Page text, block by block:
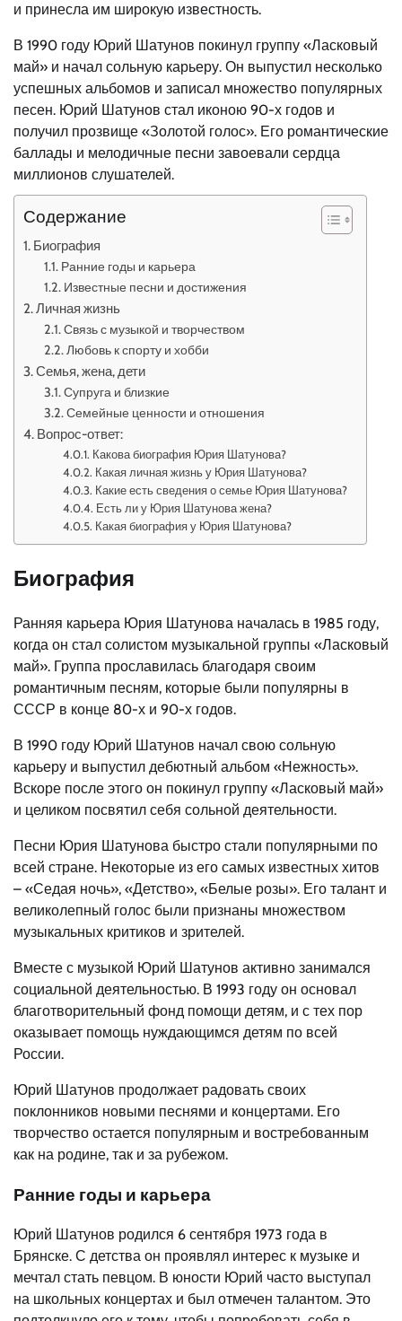
и принесла им широкую известность.
В 1990 году Юрий Шатунов покинул группу «Ласковый
май» и начал сольную карьеру. Он выпустил несколько
успешных альбомов и записал множество популярных
песен. Юрий Шатунов стал иконою 90-х годов и
получил прозвище «Золотой голос». Его романтические
баллады и мелодичные песни завоевали сердца
миллионов слушателей.
Содержание
Биография
Ранние годы и карьера
Известные песни и достижения
Личная жизнь
Связь с музыкой и творчеством
Любовь к спорту и хобби
Семья, жена, дети
Супруга и близкие
Семейные ценности и отношения
Вопрос-ответ:
Какова биография Юрия Шатунова?
Какая личная жизнь у Юрия Шатунова?
Какие есть сведения о семье Юрия Шатунова?
Есть ли у Юрия Шатунова жена?
Какая биография у Юрия Шатунова?
Биография
Ранняя карьера Юрия Шатунова началась в 1985 году,
когда он стал солистом музыкальной группы «Ласковый
май». Группа прославилась благодаря своим
романтичным песням, которые были популярны в
СССР в конце 80-х и 90-х годов.
В 1990 году Юрий Шатунов начал свою сольную
карьеру и выпустил дебютный альбом «Нежность».
Вскоре после этого он покинул группу «Ласковый май»
и целиком посвятил себя сольной деятельности.
Песни Юрия Шатунова быстро стали популярными по
всей стране. Некоторые из его самых известных хитов
– «Седая ночь», «Детство», «Белые розы». Его талант и
великолепный голос были признаны множеством
музыкальных критиков и зрителей.
Вместе с музыкой Юрий Шатунов активно занимался
социальной деятельностью. В 1993 году он основал
благотворительный фонд помощи детям, и с тех пор
оказывает помощь нуждающимся детям по всей
России.
Юрий Шатунов продолжает радовать своих
поклонников новыми песнями и концертами. Его
творчество остается популярным и востребованным
как на родине, так и за рубежом.
Ранние годы и карьера
Юрий Шатунов родился 6 сентября 1973 года в
Брянске. С детства он проявлял интерес к музыке и
мечтал стать певцом. В юности Юрий часто выступал
на школьных концертах и был отмечен талантом. Это